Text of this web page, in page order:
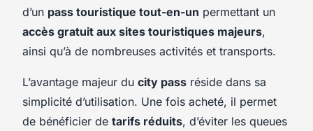
d’un pass touristique tout-en-un permettant un
accès gratuit aux sites touristiques majeurs,
ainsi qu’à de nombreuses activités et transports.
L’avantage majeur du city pass réside dans sa
simplicité d’utilisation. Une fois acheté, il permet
de bénéficier de tarifs réduits, d’éviter les queues